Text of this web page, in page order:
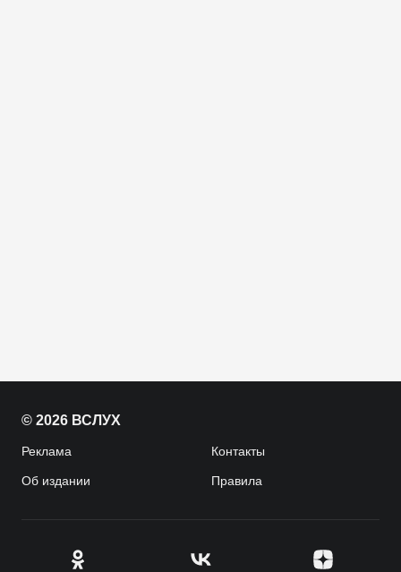
© 2026 ВСЛУХ
Реклама Контакты
Об издании Правила